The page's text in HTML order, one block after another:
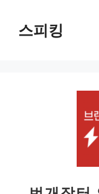
스피킹